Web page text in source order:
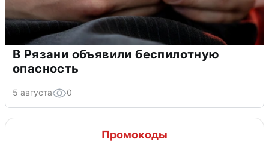
В Рязани объявили беспилотную
опасность
5 августа 0
Промокоды